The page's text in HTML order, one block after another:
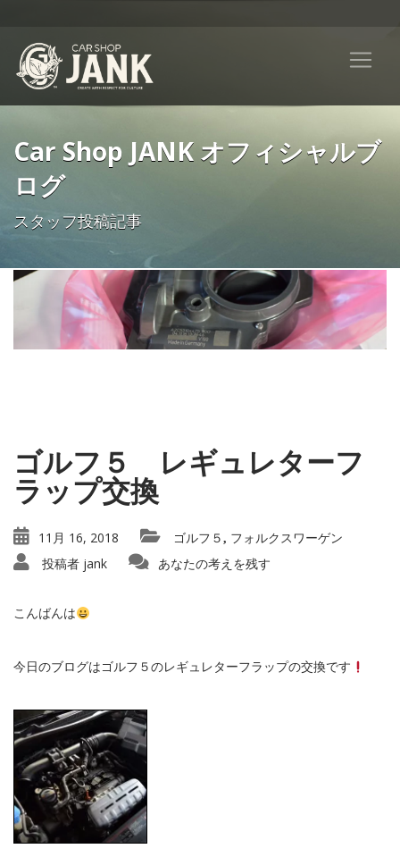
Car Shop JANK オフィシャルブ
ログ
スタッフ投稿記事
ゴルフ５ レギュレターフ
ラップ交換
11月 16, 2018 ゴルフ５ , フォルクスワーゲン
投稿者 jank あなたの考えを残す
こんばんは
今日のブログはゴルフ５のレギュレターフラップの交換です